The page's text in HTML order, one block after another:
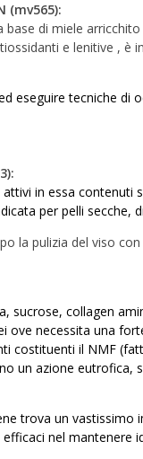
(mv565):
di miele
e lenitive , è
eseguire tecniche di
in essa contenuti
per pelli secche,
la pulizia del viso
sucrose, collagen
necessita una
costituenti il NMF
un azione eutrofica,
trova un
nel mantenere